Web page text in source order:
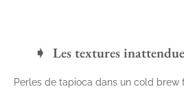
Les textures
Perles de tapioca dans un cold brew